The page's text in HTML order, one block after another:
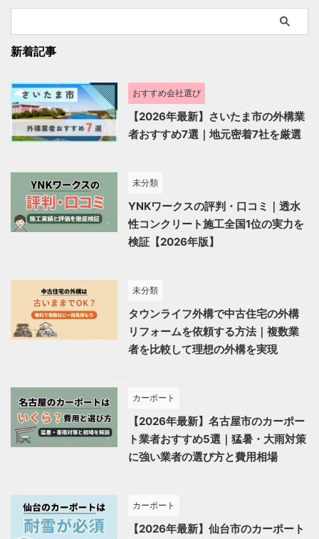
新着記事
おすすめ会社選び
【2026年最新】さいたま市の外構業
者おすすめ7選｜地元密着7社を厳選
未分類
YNKワークスの評判・口コミ｜透水
性コンクリート施工全国1位の実力を
検証【2026年版】
未分類
タウンライフ外構で中古住宅の外構
リフォームを依頼する方法｜複数業
者を比較して理想の外構を実現
カーポート
【2026年最新】名古屋市のカーポー
ト業者おすすめ5選｜猛暑・大雨対策
に強い業者の選び方と費用相場
カーポート
【2026年最新】仙台市のカーポート